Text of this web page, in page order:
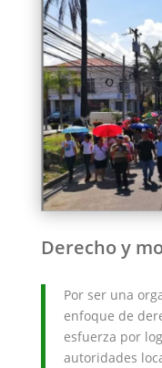
Derecho y
Por ser una
enfoque de
esfuerza por
autoridades